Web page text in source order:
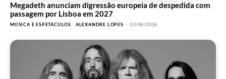
Megadeth anunciam digressão europeia de despedida com
passagem por Lisboa em 2027
MÚSICA E ESPETÁCULOS ALEXANDRE LOPES - 03/08/2026